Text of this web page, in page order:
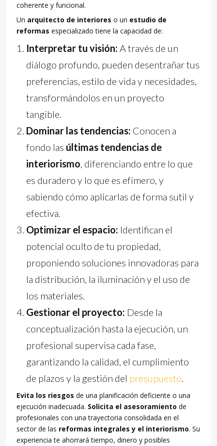
coherente y funcional.
Un arquitecto de interiores o un estudio de
reformas especializado tiene la capacidad de:
Interpretar tu visión: A través de un
diálogo profundo, pueden desentrañar tus
preferencias, estilo de vida y necesidades,
transformándolos en un proyecto
tangible.
Dominar las tendencias: Conocen a
fondo las últimas tendencias de
interiorismo, diferenciando entre lo que
es duradero y lo que es efímero, y
sabiendo cómo aplicarlas de forma sutil y
efectiva.
Optimizar el espacio: Identifican el
potencial oculto de tu propiedad,
proponiendo soluciones innovadoras para
la distribución, la iluminación y el uso de
los materiales.
Gestionar el proyecto: Desde la
conceptualización hasta la ejecución, un
profesional supervisa cada fase,
garantizando la calidad, el cumplimiento
de plazos y la gestión del presupuesto.
Evita los riesgos de una planificación deficiente o una
ejecución inadecuada. Solicita el asesoramiento de
profesionales con una trayectoria consolidada en el
sector de las reformas integrales y el interiorismo. Su
experiencia te ahorrará tiempo, dinero y posibles